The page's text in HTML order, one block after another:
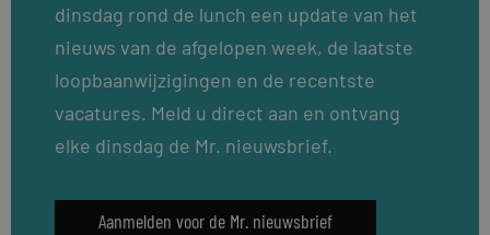
dinsdag rond de lunch een update van het
nieuws van de afgelopen week, de laatste
loopbaanwijzigingen en de recentste
vacatures. Meld u direct aan en ontvang
elke dinsdag de Mr. nieuwsbrief.
Aanmelden voor de Mr. nieuwsbrief